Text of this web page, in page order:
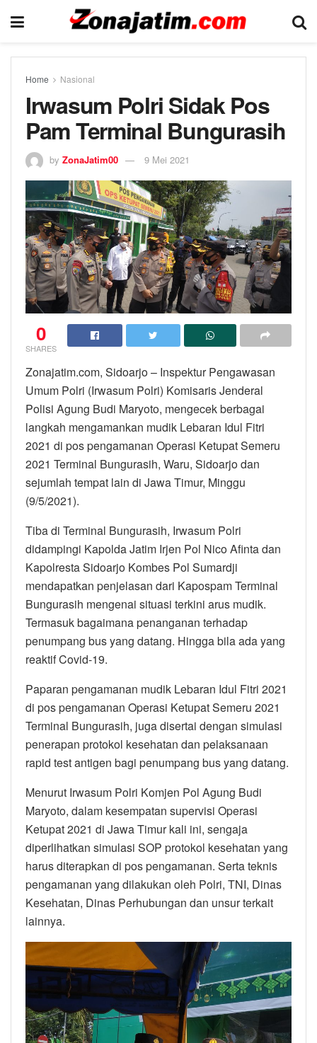
Home Nasional
Irwasum Polri Sidak Pos
Pam Terminal Bungurasih
by ZonaJatim00 9 Mei 2021
0
SHARES
Zonajatim.com, Sidoarjo – Inspektur Pengawasan
Umum Polri (Irwasum Polri) Komisaris Jenderal
Polisi Agung Budi Maryoto, mengecek berbagai
langkah mengamankan mudik Lebaran Idul Fitri
2021 di pos pengamanan Operasi Ketupat Semeru
2021 Terminal Bungurasih, Waru, Sidoarjo dan
sejumlah tempat lain di Jawa Timur, Minggu
(9/5/2021).
Tiba di Terminal Bungurasih, Irwasum Polri
didampingi Kapolda Jatim Irjen Pol Nico Afinta dan
Kapolresta Sidoarjo Kombes Pol Sumardji
mendapatkan penjelasan dari Kapospam Terminal
Bungurasih mengenai situasi terkini arus mudik.
Termasuk bagaimana penanganan terhadap
penumpang bus yang datang. Hingga bila ada yang
reaktif Covid-19.
Paparan pengamanan mudik Lebaran Idul Fitri 2021
di pos pengamanan Operasi Ketupat Semeru 2021
Terminal Bungurasih, juga disertai dengan simulasi
penerapan protokol kesehatan dan pelaksanaan
rapid test antigen bagi penumpang bus yang datang.
Menurut Irwasum Polri Komjen Pol Agung Budi
Maryoto, dalam kesempatan supervisi Operasi
Ketupat 2021 di Jawa Timur kali ini, sengaja
diperlihatkan simulasi SOP protokol kesehatan yang
harus diterapkan di pos pengamanan. Serta teknis
pengamanan yang dilakukan oleh Polri, TNI, Dinas
Kesehatan, Dinas Perhubungan dan unsur terkait
lainnya.